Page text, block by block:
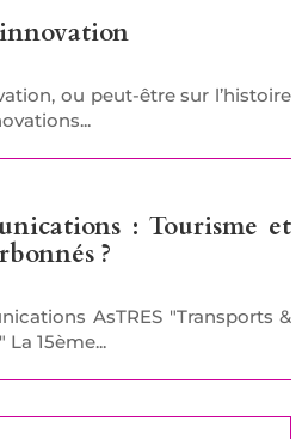
ou peut-être sur l’histoire
: Tourisme et
?
AsTRES "Transports &
15ème...